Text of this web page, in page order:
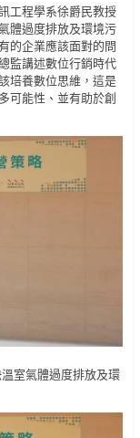
工程學系徐爵民教授
體過度排放及環境污
的企業應該面對的問
監講述數位行銷時代
培養數位思維，這是
可能性、並有助於創
室氣體過度排放及環